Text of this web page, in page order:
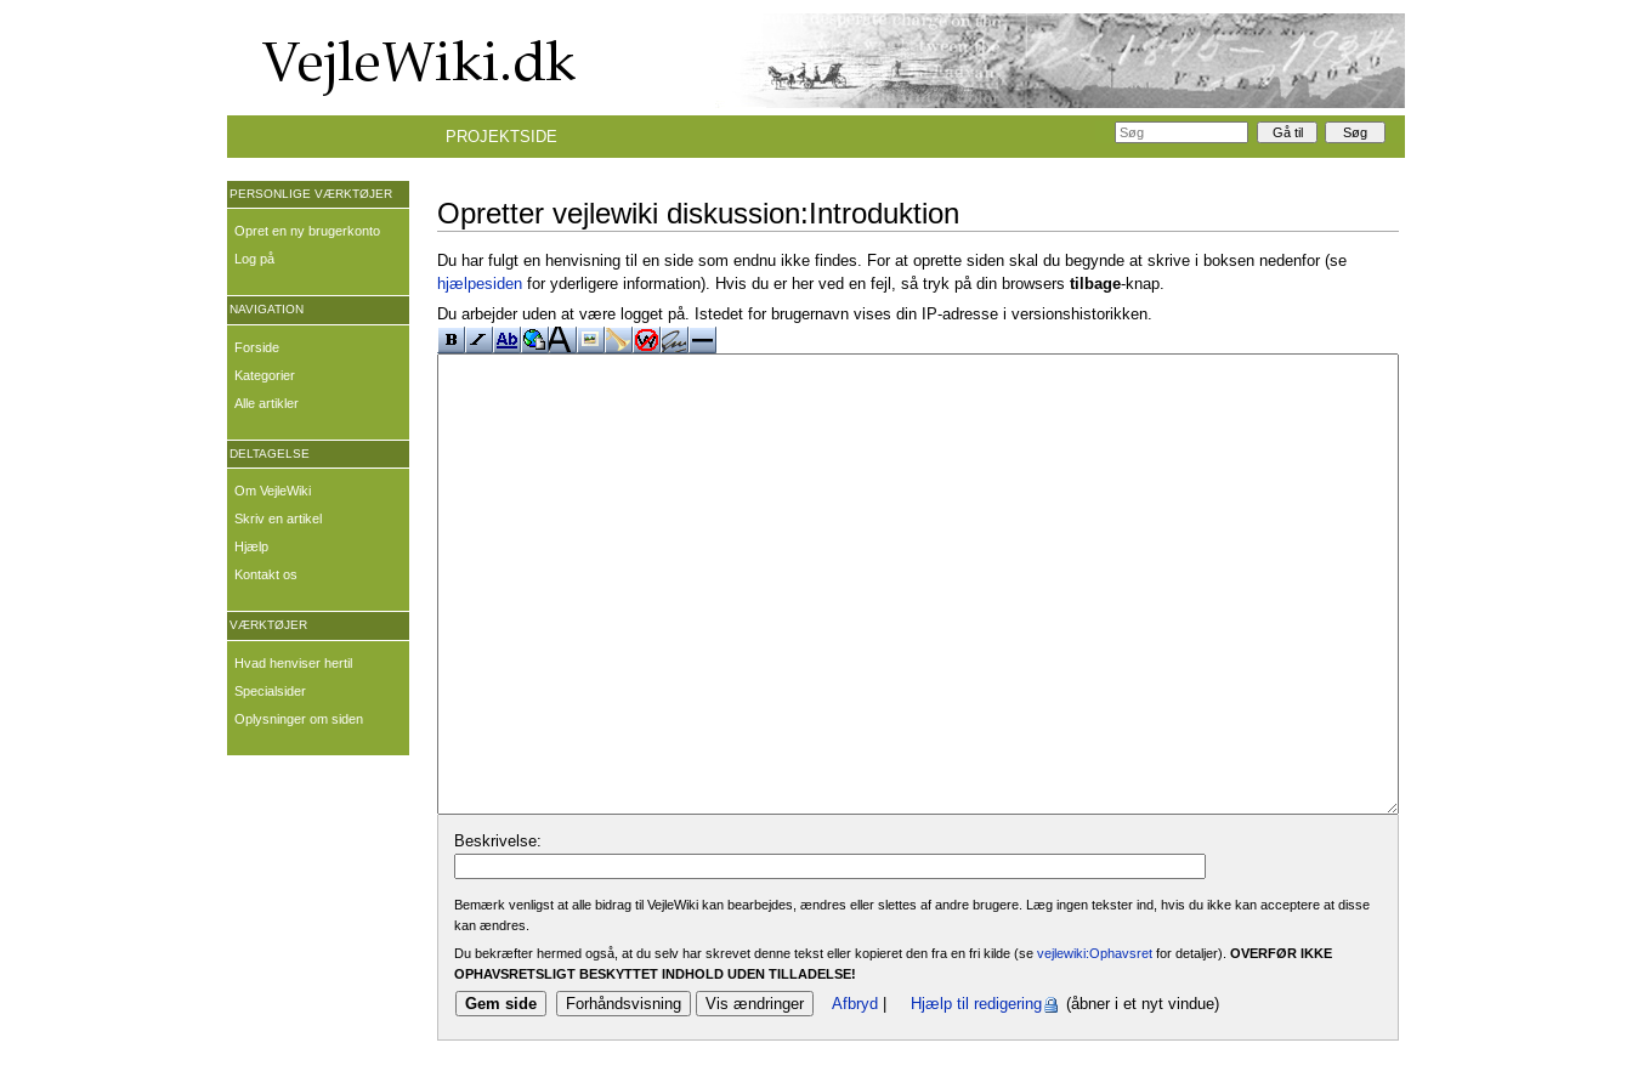
Opretter vejlewiki diskussion:Introduktion
Du har fulgt en henvisning til en side som endnu ikke findes. For at oprette siden skal du begynde at skrive i boksen nedenfor (se
hjælpesiden for yderligere information). Hvis du er her ved en fejl, så tryk på din browsers tilbage-knap.
Du arbejder uden at være logget på. Istedet for brugernavn vises din IP-adresse i versionshistorikken.
Beskrivelse:
Bemærk venligst at alle bidrag til VejleWiki kan bearbejdes, ændres eller slettes af andre brugere. Læg ingen tekster ind, hvis du ikke kan acceptere at disse
kan ændres.
Du bekræfter hermed også, at du selv har skrevet denne tekst eller kopieret den fra en fri kilde (se vejlewiki:Ophavsretfor detaljer). OVERFØR IKKE
OPHAVSRETSLIGT BESKYTTET INDHOLD UDEN TILLADELSE!
Afbryd Hjælp til redigering (åbner i et nyt vindue)
PROJEKTSIDE
PERSONLIGE VÆRKTØJER
Opret en ny brugerkonto
Log på
NAVIGATION
Forside
Kategorier
Alle artikler
DELTAGELSE
Om VejleWiki
Skriv en artikel
Hjælp
Kontakt os
VÆRKTØJER
Hvad henviser hertil
Specialsider
Oplysninger om siden